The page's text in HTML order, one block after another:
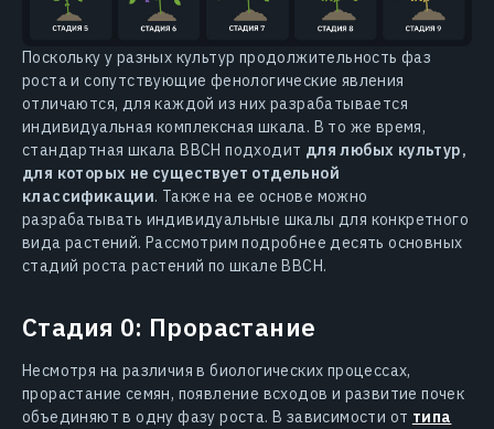
Поскольку у разных культур продолжительность фаз
роста и сопутствующие фенологические явления
отличаются, для каждой из них разрабатывается
индивидуальная комплексная шкала. В то же время,
стандартная шкала BBCH подходит для любых культур,
для которых не существует отдельной
классификации. Также на ее основе можно
разрабатывать индивидуальные шкалы для конкретного
вида растений. Рассмотрим подробнее десять основных
стадий роста растений по шкале BBCH.
Стадия 0: Прорастание
Несмотря на различия в биологических процессах,
прорастание семян, появление всходов и развитие почек
объединяют в одну фазу роста. В зависимости от типа